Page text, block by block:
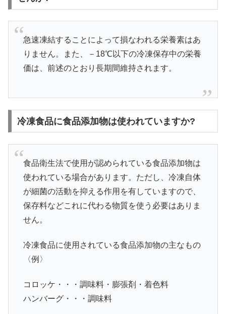
急速凍結することによって損なわれる栄養素はあ
りません。また、－18℃以下の冷凍保存中の栄養
価は、前述のとおり長期間維持されます。
冷凍食品に食品添加物は使われていますか?
食品衛生法で使用が認められている食品添加物は
使われている場合があります。ただし、冷凍自体
が細菌の活動を抑える作用を有していますので、
保存料などこれに代わる物質を使う必要はありま
せん。
冷凍食品に使用されている食品添加物の主なもの
〈例〉
コロッケ・・・調味料・膨張剤・着色料
ハンバーグ・・・調味料